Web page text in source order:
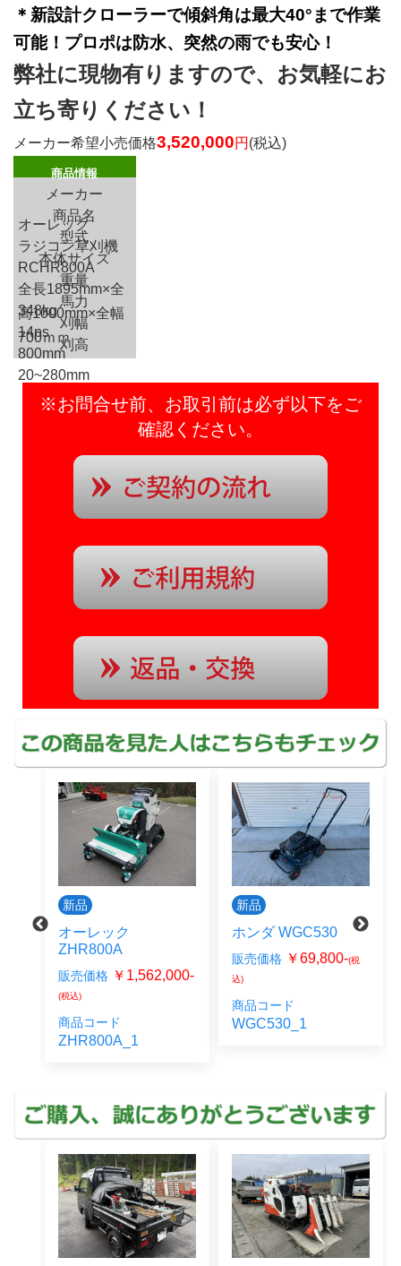
＊新設計クローラーで傾斜角は最大40°まで作業
可能！プロポは防水、突然の雨でも安心！
弊社に現物有りますので、お気軽にお
立ち寄りください！
メーカー希望小売価格3,520,000円 (税込)
商品情報
メーカー
オーレック
商品名
ラジコン草刈機
型式
RCHR800A
本体サイズ
全長1895mm×全
高1000mm×全幅
700ｍｍ
重量
348kg
馬力
14ps
刈幅
800mm
刈高
20~280mm
※お問合せ前、お取引前は必ず以下をご
確認ください。
新品
オーレック
ZHR800A
販売価格 ￥1,562,000-
(税込)
商品コード
ZHR800A_1
新品
ホンダ WGC530
販売価格 ￥69,800-(税
込)
商品コード
WGC530_1